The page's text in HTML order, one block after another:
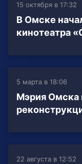
15 октября в 17:32
В Омске
кинотеатра
5 марта в 18:06
Мэрия Омска
22 августа в 12:52